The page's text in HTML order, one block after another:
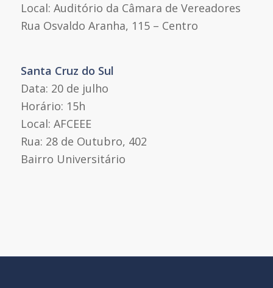
Local: Auditório da Câmara de Vereadores
Rua Osvaldo Aranha, 115 – Centro
Santa Cruz do Sul
Data: 20 de julho
Horário: 15h
Local: AFCEEE
Rua: 28 de Outubro, 402
Bairro Universitário